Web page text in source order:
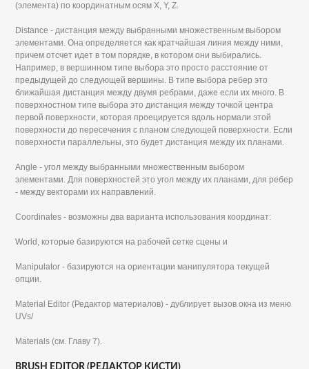
(элемента) по координатным осям X, Y, Z.
Distance - дистанция между выбранными множественным выбором
элементами. Она определяется как кратчайшая линия между ними,
причем отсчет идет в том порядке, в котором они выбирались.
Например, в вершинном типе выбора это просто расстояние от
предыдущей до следующей вершины. В типе выбора ребер это
ближайшая дистанция между двумя ребрами, даже если их много. В
поверхностном типе выбора это дистанция между точкой центра
первой поверхности, которая проецируется вдоль нормали этой
поверхности до пересечения с планом следующей поверхности. Если
поверхности параллельны, это будет дистанция между их планами.
Angle - угол между выбранными множественным выбором
элементами. Для поверхностей это угол между их планами, для ребер
- между векторами их направлений.
Coordinates - возможны два варианта использования координат:
World, которые базируются на рабочей сетке сцены и
Manipulator - базируются на ориентации манипулятора текущей
опции.
Material Editor (Редактор материалов) - дублирует вызов окна из меню
UVs/
Materials (см. Главу 7).
BRUSH EDITOR (РЕДАКТОР КИСТИ)